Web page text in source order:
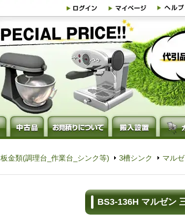
板金類(調理台_作業台_シンク等) 3槽シンク マル
BS3-136H マルゼン